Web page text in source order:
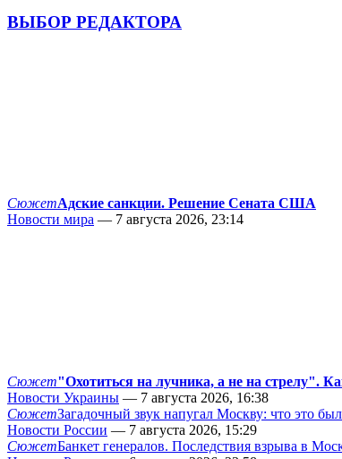
ВЫБОР РЕДАКТОРА
СюжетАдские санкции. Решение Сената США
Новости мира — 7 августа 2026, 23:14
Сюжет"Охотиться на лучника, а не на стрелу".
Новости Украины — 7 августа 2026, 16:38
СюжетЗагадочный звук напугал Москву: что это
Новости России — 7 августа 2026, 15:29
СюжетБанкет генералов. Последствия взрыва в